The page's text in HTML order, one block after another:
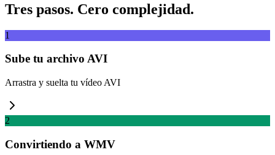
Tres pasos. Cero complejidad.
1
Sube tu archivo AVI
Arrastra y suelta tu vídeo AVI
2
Convirtiendo a WMV